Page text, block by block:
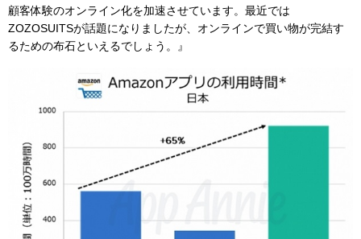
顧客体験のオンライン化を加速させています。最近では
ZOZOSUITSが話題になりましたが、オンラインで買い物が完結す
るための布石といえるでしょう。』